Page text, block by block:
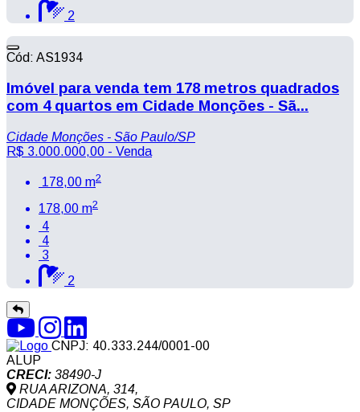
2
Cód: AS1934
Imóvel para venda tem 178 metros quadrados
com 4 quartos em Cidade Monções - Sã...
Cidade Monções - São Paulo/SP
R$ 3.000.000,00 - Venda
178,00 m2
178,00 m2
4
4
3
2
CNPJ: 40.333.244/0001-00
ALUP
CRECI: 38490-J
RUA ARIZONA, 314,
CIDADE MONÇÕES, SÃO PAULO, SP